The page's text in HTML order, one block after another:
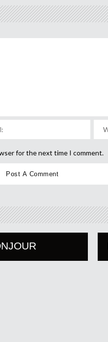
for the next time I comment.